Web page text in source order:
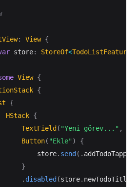
: View {
store: StoreOf<TodoListFeature
View {
{
{
HStack {
TextField ( "Yeni görev..." ,
Button( "Ekle")
{
store
. send ( . addTodoTapped
}
. disabled (store. newTodoTitle